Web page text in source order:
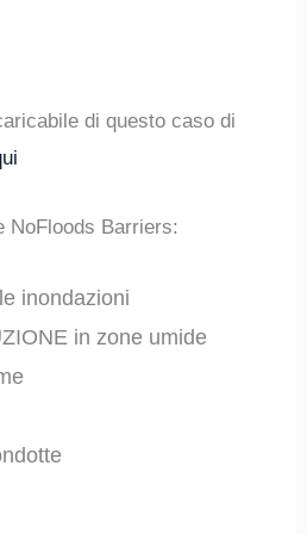
di questo caso di
NoFloods Barriers:
inondazioni
in zone umide